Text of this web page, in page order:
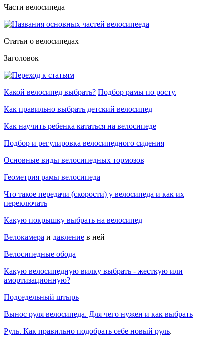
Части велосипеда
Статьи о велосипедах
Заголовок
Какой велосипед выбрать? Подбор рамы по росту.
Как правильно выбрать детский велосипед
Как научить ребенка кататься на велосипеде
Подбор и регулировка велосипедного сидения
Основные виды велосипедных тормозов
Геометрия рамы велосипеда
Что такое передачи (скорости) у велосипеда и как их
переключать
Какую покрышку выбрать на велосипед
Велокамера и давление в ней
Велосипедные обода
Какую велосипедную вилку выбрать - жесткую или
амортизационную?
Подседельный штырь
Вынос руля велосипеда. Для чего нужен и как выбрать
Руль. Как правильно подобрать себе новый руль.